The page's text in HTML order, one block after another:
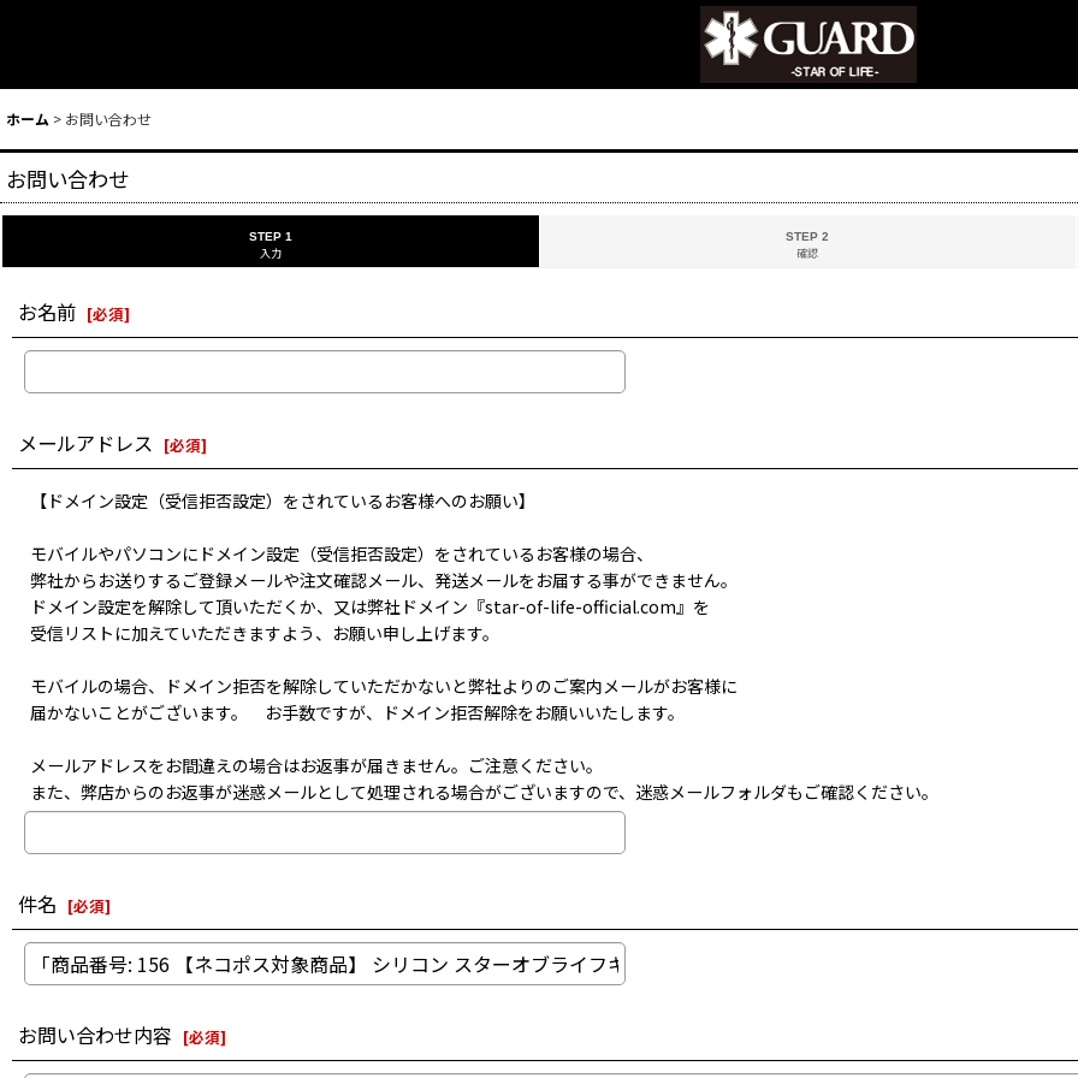
ホーム > お問い合わせ
お問い合わせ
STEP 1
入力
STEP 2
確認
お名前 [必須]
メールアドレス [必須]
【ドメイン設定（受信拒否設定）をされているお客様へのお願い】
モバイルやパソコンにドメイン設定（受信拒否設定）をされているお客様の場合、
弊社からお送りするご登録メールや注文確認メール、発送メールをお届する事ができません。
ドメイン設定を解除して頂いただくか、又は弊社ドメイン『star-of-life-official.com』を
受信リストに加えていただきますよう、お願い申し上げます。
モバイルの場合、ドメイン拒否を解除していただかないと弊社よりのご案内メールがお客様に
届かないことがございます。 お手数ですが、ドメイン拒否解除をお願いいたします。
メールアドレスをお間違えの場合はお返事が届きません。ご注意ください。
また、弊店からのお返事が迷惑メールとして処理される場合がございますので、迷惑メールフォルダもご確認ください。
件名 [必須]
お問い合わせ内容 [必須]